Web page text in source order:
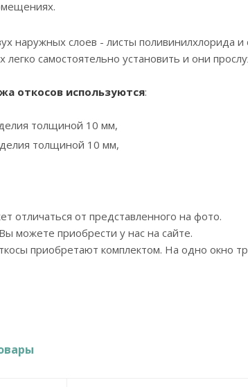
наружных слоев - листы поливинилхлорида
самостоятельно установить и они
откосов используются:
толщиной 10 мм,
толщиной 10 мм,
отличаться от представленного на фото.
можете приобрести у нас на сайте.
приобретают комплектом. На одно окно